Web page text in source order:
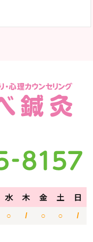
水 木 金 土 日
○ / ○ ○ /